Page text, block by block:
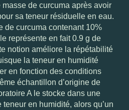
de curcuma après avoir
sa teneur résiduelle en eau.
de curcuma contenant 10%
représente en fait 0.9 g de
notion améliore la répétabilité
la teneur en humidité
en fonction des conditions
échantillon d’origine de
A le stocke dans une
en humidité, alors qu’un